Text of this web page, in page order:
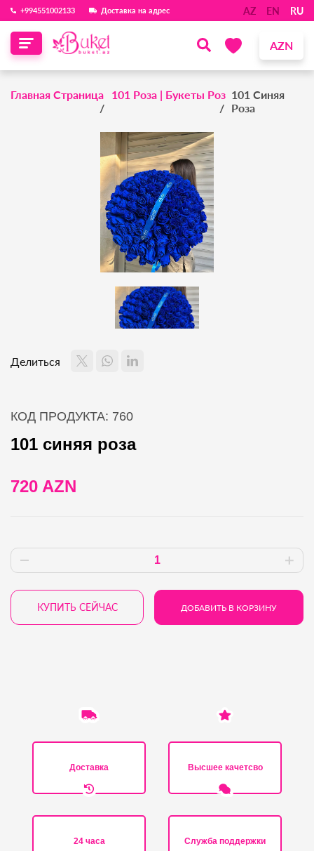
‪+994551002133‬ Доставка на адрес AZ EN RU
AZN
Главная Страница 101 Роза | Букеты Роз 101 Синяя
Роза
Делиться
КОД ПРОДУКТА: 760
101 синяя роза
720 AZN
КУПИТЬ СЕЙЧАС ДОБАВИТЬ В КОРЗИНУ
Доставка Высшее качетсво
24 часа Служба поддержки